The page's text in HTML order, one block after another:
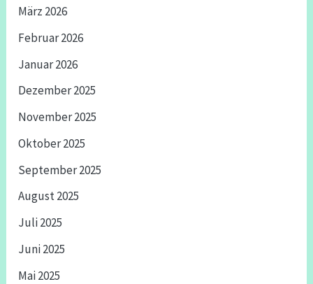
März 2026
Februar 2026
Januar 2026
Dezember 2025
November 2025
Oktober 2025
September 2025
August 2025
Juli 2025
Juni 2025
Mai 2025